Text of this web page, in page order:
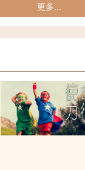
更多...